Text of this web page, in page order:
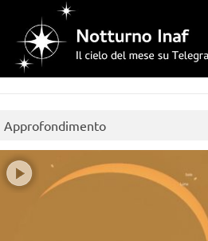
Approfondimento